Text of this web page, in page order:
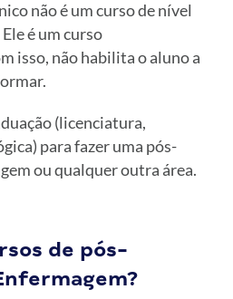
não é um curso de nível
é um curso
isso, não habilita o aluno a
(licenciatura,
para fazer uma pós-
ou qualquer outra área.
de pós-